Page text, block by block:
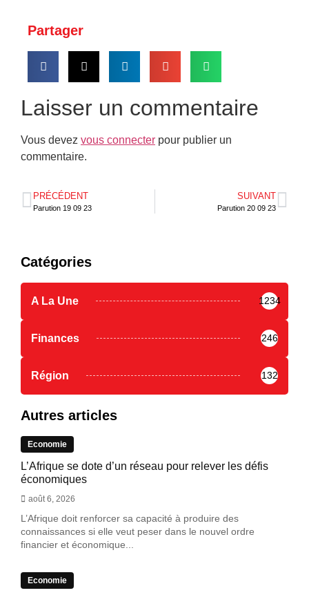
Partager
Laisser un commentaire
Vous devez vous connecter pour publier un
commentaire.
PRÉCÉDENT
Parution 19 09 23
SUIVANT
Parution 20 09 23
Catégories
A La Une 1234
Finances 246
Région 132
Autres articles
Economie
L’Afrique se dote d’un réseau pour relever les défis
économiques
août 6, 2026
L’Afrique doit renforcer sa capacité à produire des
connaissances si elle veut peser dans le nouvel ordre
financier et économique...
Economie